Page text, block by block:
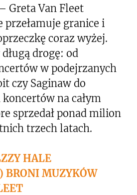
Greta Van Fleet
granice i
coraz wyżej.
długą drogę: od
w podejrzanych
czy Saginaw do
na całym
sprzedał ponad milion
trzech latach.
HALE
BRONI MUZYKÓW